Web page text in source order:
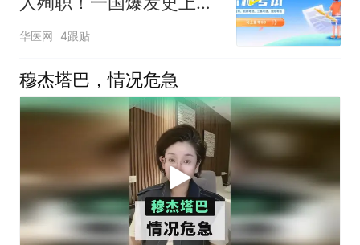
华医网 4跟贴
穆杰塔巴，情况危急